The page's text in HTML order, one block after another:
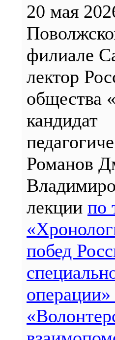
20 мая
филиале
лектор
общества
кандидат
Романов
лекции по
побед